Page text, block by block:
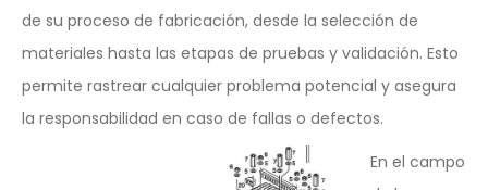
de su proceso de fabricación, desde la selección de
materiales hasta las etapas de pruebas y validación. Esto
permite rastrear cualquier problema potencial y asegura
la responsabilidad en caso de fallas o defectos.
En el campo